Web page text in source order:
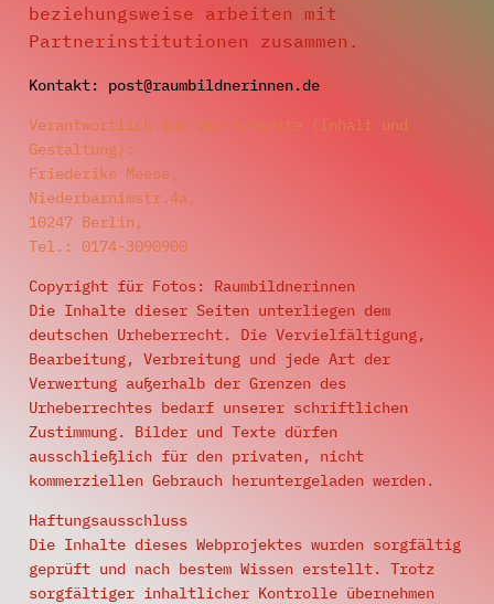
beziehungsweise arbeiten mit
Partnerinstitutionen zusammen.
Kontakt: post@raumbildnerinnen.de
Verantwortlich für die Webseite (Inhalt und
Gestaltung):
Friederike Meese,
Niederbarnimstr.4a,
10247 Berlin,
Tel.: 0174-3090900
Copyright für Fotos: Raumbildnerinnen
Die Inhalte dieser Seiten unterliegen dem
deutschen Urheberrecht. Die Vervielfältigung,
Bearbeitung, Verbreitung und jede Art der
Verwertung außerhalb der Grenzen des
Urheberrechtes bedarf unserer schriftlichen
Zustimmung. Bilder und Texte dürfen
ausschließlich für den privaten, nicht
kommerziellen Gebrauch heruntergeladen werden.
Haftungsausschluss
Die Inhalte dieses Webprojektes wurden sorgfältig
geprüft und nach bestem Wissen erstellt. Trotz
sorgfältiger inhaltlicher Kontrolle übernehmen